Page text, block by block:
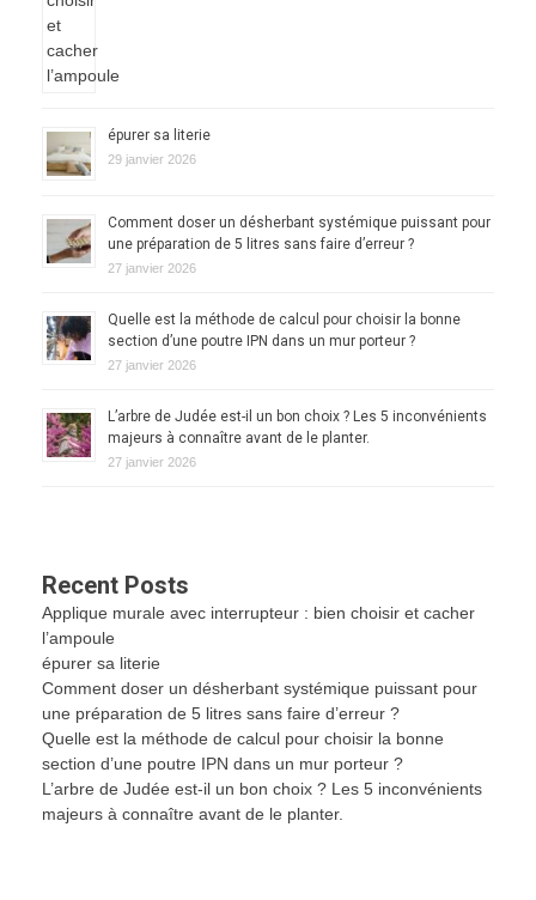
épurer sa literie
29 janvier 2026
Comment doser un désherbant systémique puissant pour
une préparation de 5 litres sans faire d’erreur ?
27 janvier 2026
Quelle est la méthode de calcul pour choisir la bonne
section d’une poutre IPN dans un mur porteur ?
27 janvier 2026
L’arbre de Judée est-il un bon choix ? Les 5 inconvénients
majeurs à connaître avant de le planter.
27 janvier 2026
Recent Posts
Applique murale avec interrupteur : bien choisir et cacher
l’ampoule
épurer sa literie
Comment doser un désherbant systémique puissant pour
une préparation de 5 litres sans faire d’erreur ?
Quelle est la méthode de calcul pour choisir la bonne
section d’une poutre IPN dans un mur porteur ?
L’arbre de Judée est-il un bon choix ? Les 5 inconvénients
majeurs à connaître avant de le planter.